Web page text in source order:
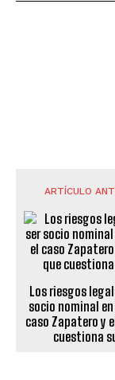
ARTÍCULO
Los riesgos
socio nominal en
caso Zapatero y
cuestiona